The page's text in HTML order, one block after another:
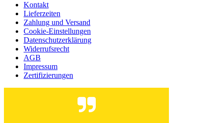
Kontakt
Lieferzeiten
Zahlung und Versand
Cookie-Einstellungen
Datenschutzerklärung
Widerrufsrecht
AGB
Impressum
Zertifizierungen